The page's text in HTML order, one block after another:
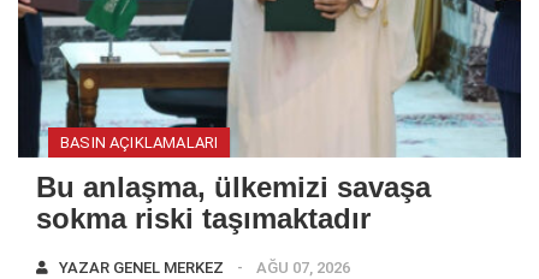
BASIN AÇIKLAMALARI
Bu anlaşma, ülkemizi savaşa
sokma riski taşımaktadır
YAZAR GENEL MERKEZ AĞU 07, 2026